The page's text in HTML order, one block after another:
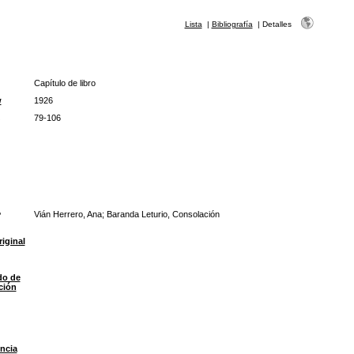
Lista | Bibliografía | Detalles
Capítulo de libro
1926
79-106
Vián Herrero, Ana; Baranda Leturio, Consolación
de